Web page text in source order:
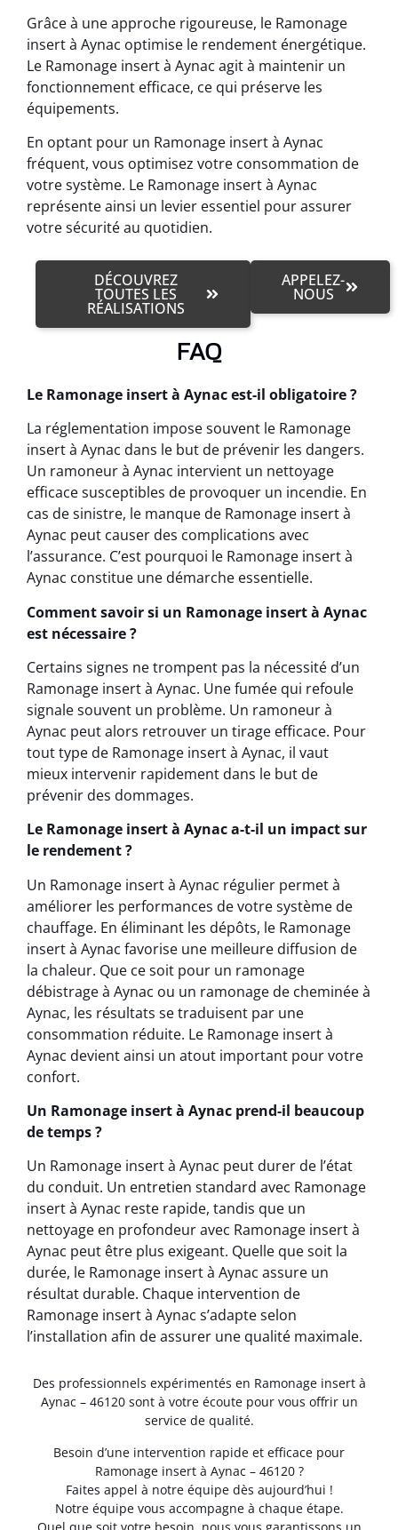
Grâce à une approche rigoureuse, le Ramonage
insert à Aynac optimise le rendement énergétique.
Le Ramonage insert à Aynac agit à maintenir un
fonctionnement efficace, ce qui préserve les
équipements.
En optant pour un Ramonage insert à Aynac
fréquent, vous optimisez votre consommation de
votre système. Le Ramonage insert à Aynac
représente ainsi un levier essentiel pour assurer
votre sécurité au quotidien.
DÉCOUVREZ
TOUTES LES
RÉALISATIONS
APPELEZ-
NOUS
FAQ
Le Ramonage insert à Aynac est-il obligatoire ?
La réglementation impose souvent le Ramonage
insert à Aynac dans le but de prévenir les dangers.
Un ramoneur à Aynac intervient un nettoyage
efficace susceptibles de provoquer un incendie. En
cas de sinistre, le manque de Ramonage insert à
Aynac peut causer des complications avec
l’assurance. C’est pourquoi le Ramonage insert à
Aynac constitue une démarche essentielle.
Comment savoir si un Ramonage insert à Aynac
est nécessaire ?
Certains signes ne trompent pas la nécessité d’un
Ramonage insert à Aynac. Une fumée qui refoule
signale souvent un problème. Un ramoneur à
Aynac peut alors retrouver un tirage efficace. Pour
tout type de Ramonage insert à Aynac, il vaut
mieux intervenir rapidement dans le but de
prévenir des dommages.
Le Ramonage insert à Aynac a-t-il un impact sur
le rendement ?
Un Ramonage insert à Aynac régulier permet à
améliorer les performances de votre système de
chauffage. En éliminant les dépôts, le Ramonage
insert à Aynac favorise une meilleure diffusion de
la chaleur. Que ce soit pour un ramonage
débistrage à Aynac ou un ramonage de cheminée à
Aynac, les résultats se traduisent par une
consommation réduite. Le Ramonage insert à
Aynac devient ainsi un atout important pour votre
confort.
Un Ramonage insert à Aynac prend-il beaucoup
de temps ?
Un Ramonage insert à Aynac peut durer de l’état
du conduit. Un entretien standard avec Ramonage
insert à Aynac reste rapide, tandis que un
nettoyage en profondeur avec Ramonage insert à
Aynac peut être plus exigeant. Quelle que soit la
durée, le Ramonage insert à Aynac assure un
résultat durable. Chaque intervention de
Ramonage insert à Aynac s’adapte selon
l’installation afin de assurer une qualité maximale.
Des professionnels expérimentés en Ramonage insert à
Aynac – 46120 sont à votre écoute pour vous offrir un
service de qualité.
Besoin d’une intervention rapide et efficace pour
Ramonage insert à Aynac – 46120 ?
Faites appel à notre équipe dès aujourd’hui !
Notre équipe vous accompagne à chaque étape.